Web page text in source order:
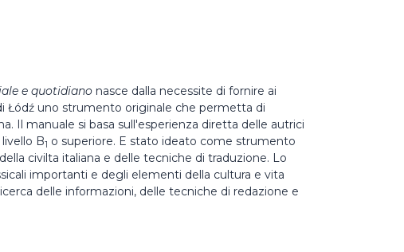
e quotidiano nasce dalla necessite di fornire ai
Łódź uno strumento originale che permetta di
Il manuale si basa sull'esperienza diretta delle autrici
B1 o superiore. E stato ideato come strumento
civilta italiana e delle tecniche di traduzione. Lo
importanti e degli elementi della cultura e vita
delle informazioni, delle tecniche di redazione e